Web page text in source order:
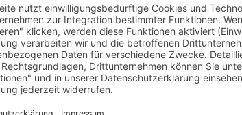
- Einstehen für
Stefan Ahr (OK Kassel) | 3670